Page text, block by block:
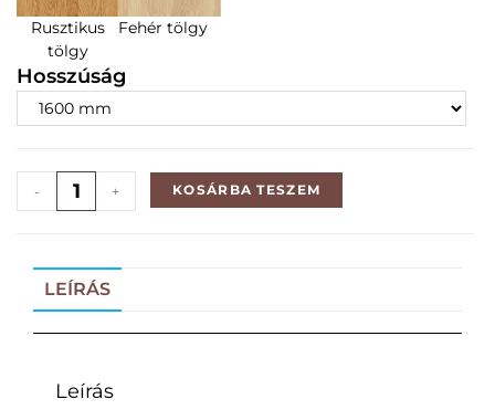
Rusztikus
tölgy
Fehér tölgy
Hosszúság
- + KOSÁRBA TESZEM
LEÍRÁS
Leírás